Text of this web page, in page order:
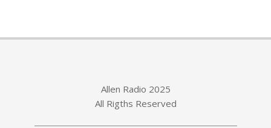
Allen Radio 2025
All Rigths Reserved